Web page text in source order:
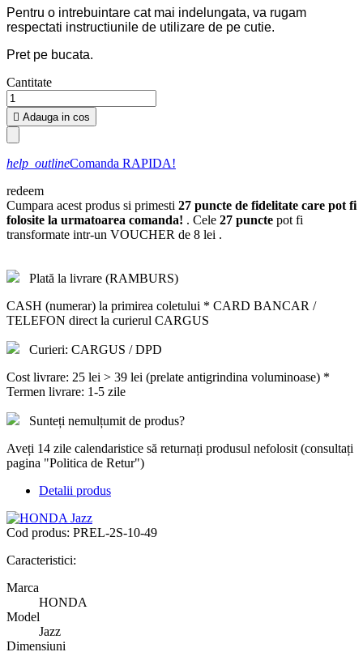
Pentru o intrebuintare cat mai indelungata, va rugam
respectati instructiunile de utilizare de pe cutie.
Pret pe bucata.
Cantitate
 Adauga in cos
help_outlineComanda RAPIDA!
redeem
Cumpara acest produs si primesti 27 puncte de fidelitate care pot fi
folosite la urmatoarea comanda! . Cele 27 puncte pot fi
transformate intr-un VOUCHER de 8 lei .
Plată la livrare (RAMBURS)
CASH (numerar) la primirea coletului * CARD BANCAR /
TELEFON direct la curierul CARGUS
Curieri: CARGUS / DPD
Cost livrare: 25 lei > 39 lei (prelate antigrindina voluminoase) *
Termen livrare: 1-5 zile
Sunteți nemulțumit de produs?
Aveți 14 zile calendaristice să returnați produsul nefolosit (consultați
pagina "Politica de Retur")
Detalii produs
Cod produs: PREL-2S-10-49
Caracteristici:
Marca
HONDA
Model
Jazz
Dimensiuni